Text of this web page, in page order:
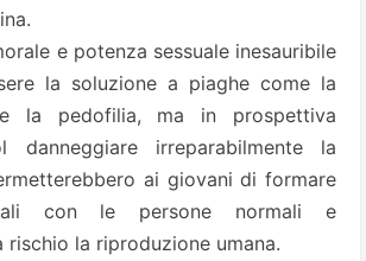
e potenza sessuale inesauribile
la soluzione a piaghe come la
la pedofilia, ma in prospettiva
danneggiare irreparabilmente la
ai giovani di formare
con le persone normali e
rischio la riproduzione umana.